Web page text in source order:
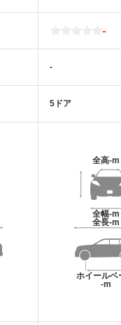
-
-
5ドア
全高-m
全幅-m
全長-m
ホイールベ
-m